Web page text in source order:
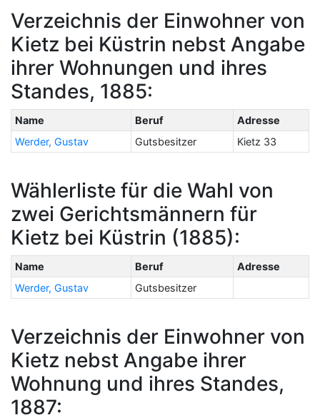
Verzeichnis der Einwohner von
Kietz bei Küstrin nebst Angabe
ihrer Wohnungen und ihres
Standes, 1885:
Name Beruf
Adresse
Werder, Gustav
Gutsbesitzer Kietz 33
Wählerliste für die Wahl von
zwei Gerichtsmännern für
Kietz bei Küstrin (1885):
Name Beruf
Adresse
Werder, Gustav
Gutsbesitzer
Verzeichnis der Einwohner von
Kietz nebst Angabe ihrer
Wohnung und ihres Standes,
1887: